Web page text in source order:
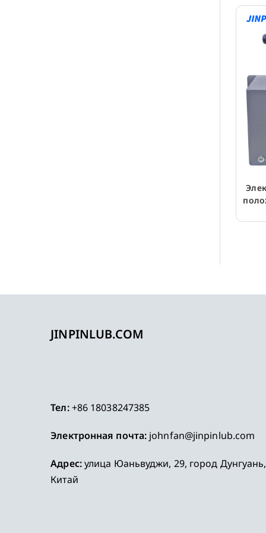
JINPINLUB.COM
Тел:+86 18038247385
Электронная почта: johnfan@jinpinlub.com
Адрес:улица Юаньвуджи, 29, город Дунгуань,
Китай